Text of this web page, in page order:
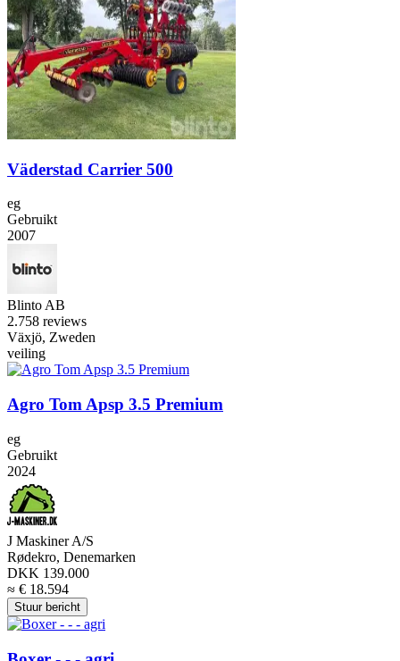
Väderstad Carrier 500
eg
Gebruikt
2007
Blinto AB
2.758 reviews
Växjö, Zweden
veiling
Agro Tom Apsp 3.5 Premium
eg
Gebruikt
2024
J Maskiner A/S
Rødekro, Denemarken
DKK 139.000
≈ € 18.594
Stuur bericht